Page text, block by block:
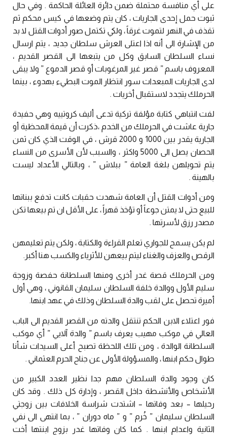
على أي منافسة محتملة ضمن دائرة العائلة الحاكمة . وفي حال
ثبوت حمل إحدى الجاريات ، كان يتم وضعها في كيس محكم ثم
تقذف في النهر لتموت غرقاً ، ولكي تكتمل صور أدوات القتل لا بد
من الإشارة الى أنه اذا اعتلى العرش سلطان جديد ، يتم ارسال
نساء السلطان السابق وكل من يتبعها الى القصر القديم ،
المعروف باسم ” قصر غير المرغوبات أو قصر الدموع ” ولا يبقى
لدى الجاريات المبعدات سور انتظار الموت البطيء بهدوء ، بينما
الحرملك يتجدد لاستقبال أخريات .
لفت انتباهي كتابة مؤلفة تركية تدعى أليف كروتييه وهي حفيدة
جارية عاشت في الحرملك من الخدم ،ذكرت أن قيمة المحظية أو
الجارية يقدر بين 1000 و 2000 قرش ، في الوقت الذي كان ثمن
الحصان يصل الى 5000 واكثر ، والسبب لأن الأسرى من النساء
يتم تحويلهن بلغة العامة ” ببلاش ” ، وبالتالي الأعداد ليست
بالهينة .
ومن أدوات القتل أن العامة شهدت حقبات كانت تدفع ببناتها
للبيع حتى لا يمتن جوعاً أو تؤخذ قهراً ، على الأقل ان تم بيعها تكن
مصدر رزق لأسرتها .
لم يكن يسمح للجواري تعلم القراءة والكتابة ، ولكن يتم تعليمهن
الرقص والعزف والغناء ليتم بيعهن للأثرياء والكسب هنا أكبر.
ومن الحرملك قصة غدر أخرى ومنها السلطانة حفصة وزوجة
سليم الأول ووالدة خلفة السلطان سليمان القانوني ، وهي أول
أميرة تحصل على لقب والدة السلطان وذلك في عهد ابنها.
فور اعتلاء الابن الحكم تنتقل والدته من القصر القديم الى الباب
العالي في موكب مهيب يعرف باسم ” والدة آلايي ” أي موكب
السلطانة الوالدة ، ومن تلك اللحظة تصبح أعلى السيدات شأنا
طوال حكم ابنها ، والمسؤولة الأولى عن جناح الحرم العثماني .
كان وجود والدة السلطان مهم جدا نظير العدد الكبير من
الأشخاص والأنشطة داخل القصر ، وإدارة كل ذلك . وقد كان
رحيلها – بعد وفاتها – اشتدت شراسة الخلافات بين زوجتي
السلطان سليمان ” خُرم ” و ” ماه دوران ” ، بما انتهى الى نفي
الثانية واعدام ابنها . كما كان وفاتها غدر بزوج ابنتها أخت